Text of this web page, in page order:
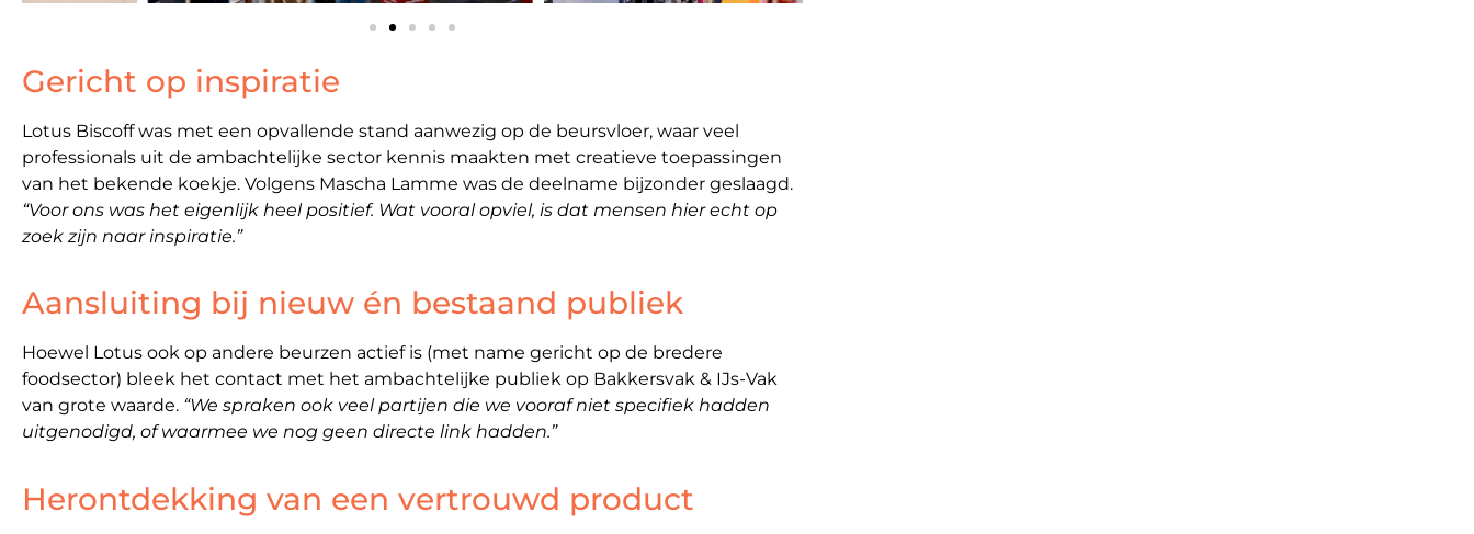
Gericht op inspiratie
Lotus Biscoff was met een opvallende stand aanwezig op de beursvloer, waar veel
professionals uit de ambachtelijke sector kennis maakten met creatieve toepassingen
van het bekende koekje. Volgens Mascha Lamme was de deelname bijzonder geslaagd.
“Voor ons was het eigenlijk heel positief. Wat vooral opviel, is dat mensen hier echt op
zoek zijn naar inspiratie.”
Aansluiting bij nieuw én bestaand publiek
Hoewel Lotus ook op andere beurzen actief is (met name gericht op de bredere
foodsector) bleek het contact met het ambachtelijke publiek op Bakkersvak & IJs-Vak
van grote waarde. “We spraken ook veel partijen die we vooraf niet specifiek hadden
uitgenodigd, of waarmee we nog geen directe link hadden.”
Herontdekking van een vertrouwd product